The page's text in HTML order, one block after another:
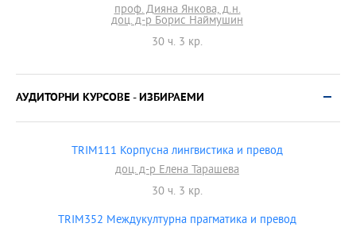
проф. Дияна Янкова, д.н.
доц. д-р Борис Наймушин
30 ч. 3 кр.
АУДИТОРНИ КУРСОВЕ - ИЗБИРАEМИ
TRIM111 Корпусна лингвистика и превод
доц. д-р Елена Тарашева
30 ч. 3 кр.
TRIM352 Междукултурна прагматика и превод